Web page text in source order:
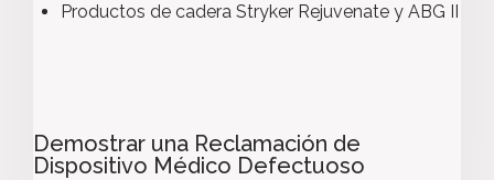
Productos de cadera Stryker Rejuvenate y ABG II
Demostrar una Reclamación de
Dispositivo Médico Defectuoso